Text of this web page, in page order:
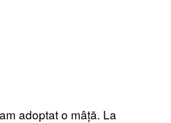
adoptat o mâță. La